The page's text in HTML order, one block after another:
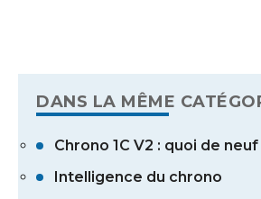
DANS LA MÊME
Chrono 1C V2 : quoi de neuf
Intelligence du chrono